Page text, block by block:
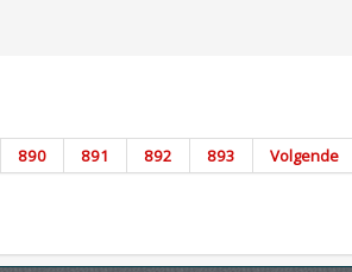
890 891 892 893 Volgende